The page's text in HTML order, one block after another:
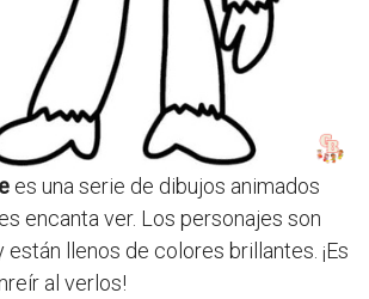
es una serie de dibujos animados
encanta ver. Los personajes son
llenos de colores brillantes. ¡Es
al verlos!